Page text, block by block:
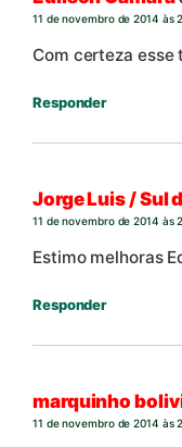
11 de novembro de 2014 às
Com certeza esse
Responder
Jorge Luis / Sul
11 de novembro de 2014 às
Estimo melhoras
Responder
marquinho
11 de novembro de 2014 às